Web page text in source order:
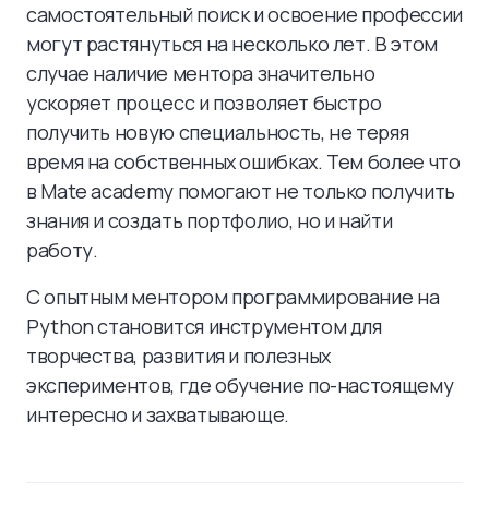
самостоятельный поиск и освоение профессии
могут растянуться на несколько лет. В этом
случае наличие ментора значительно
ускоряет процесс и позволяет быстро
получить новую специальность, не теряя
время на собственных ошибках. Тем более что
в Mate academy помогают не только получить
знания и создать портфолио, но и найти
работу.
С опытным ментором программирование на
Python становится инструментом для
творчества, развития и полезных
экспериментов, где обучение по-настоящему
интересно и захватывающе.